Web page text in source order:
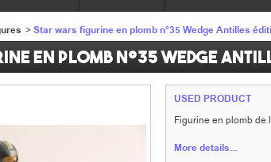
>Star wars figurine en plomb n°35 Wedge Antilles
en plomb n°35 Wedge
USED PRODUCT
Figurine en plomb de
More details...